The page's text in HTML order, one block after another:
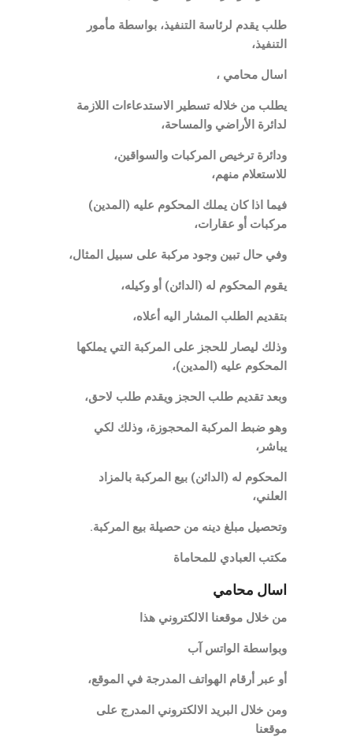
طلب يقدم لرئاسة التنفيذ، بواسطة مأمور
التنفيذ،
اسال محامي ،
يطلب من خلاله تسطير الاستدعاءات اللازمة
لدائرة الأراضي والمساحة،
ودائرة ترخيص المركبات والسواقين،
للاستعلام منهم،
فيما اذا كان يملك المحكوم عليه (المدين)
مركبات أو عقارات،
وفي حال تبين وجود مركبة على سبيل المثال،
يقوم المحكوم له (الدائن) أو وكيله،
بتقديم الطلب المشار اليه أعلاه،
وذلك ليصار للحجز على المركبة التي يملكها
المحكوم عليه (المدين)،
وبعد تقديم طلب الحجز ويقدم طلب لاحق،
وهو ضبط المركبة المحجوزة، وذلك لكي
يباشر،
المحكوم له (الدائن) بيع المركبة بالمزاد
العلني،
وتحصيل مبلغ دينه من حصيلة بيع المركبة.
مكتب العبادي للمحاماة
اسال محامي
من خلال موقعنا الالكتروني هذا
وبواسطة الواتس آب
أو عبر أرقام الهواتف المدرجة في الموقع،
ومن خلال البريد الالكتروني المدرج على
موقعنا